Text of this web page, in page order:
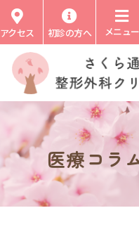
医療コラ
アクセス 初診の方へ メニュー